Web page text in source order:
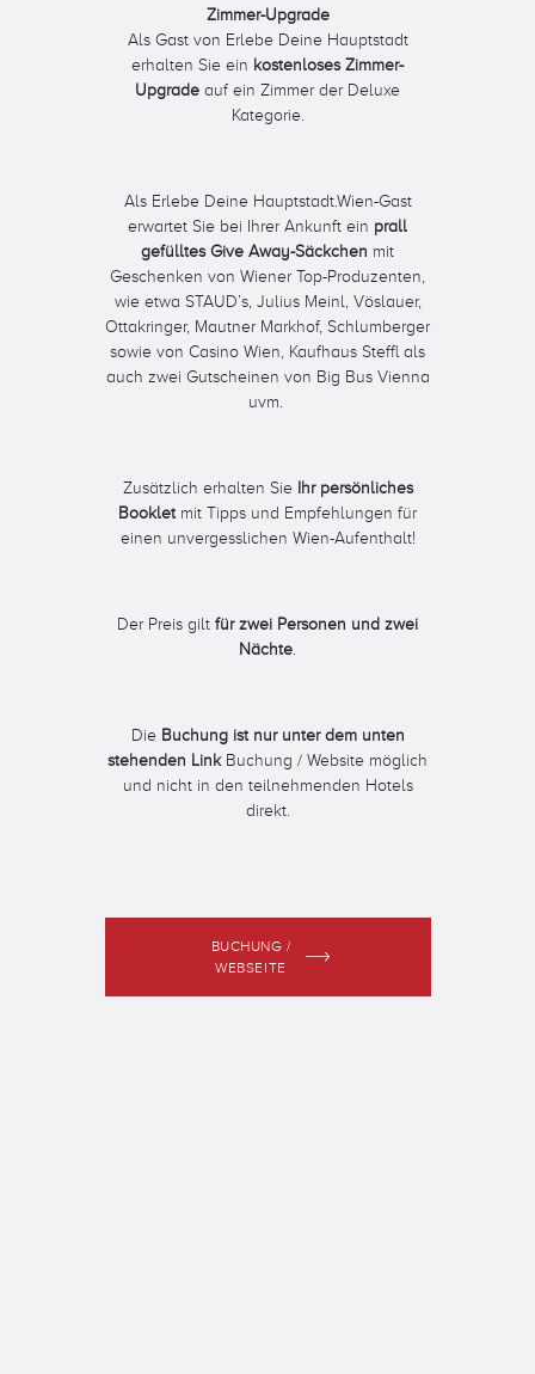
Zimmer-Upgrade
Als Gast von Erlebe Deine Hauptstadt
erhalten Sie ein kostenloses Zimmer-
Upgrade auf ein Zimmer der Deluxe
Kategorie.
Als Erlebe Deine Hauptstadt.Wien-Gast
erwartet Sie bei Ihrer Ankunft ein prall
gefülltes Give Away-Säckchen mit
Geschenken von Wiener Top-Produzenten,
wie etwa STAUD’s, Julius Meinl, Vöslauer,
Ottakringer, Mautner Markhof, Schlumberger
sowie von Casino Wien, Kaufhaus Steffl als
auch zwei Gutscheinen von Big Bus Vienna
uvm.
Zusätzlich erhalten Sie Ihr persönliches
Bookletmit Tipps und Empfehlungen für
einen unvergesslichen Wien-Aufenthalt!
Der Preis gilt für zwei Personen und zwei
Nächte.
Die Buchung ist nur unter dem unten
stehenden LinkBuchung / Website möglich
und nicht in den teilnehmenden Hotels
direkt.
BUCHUNG /
WEBSEITE